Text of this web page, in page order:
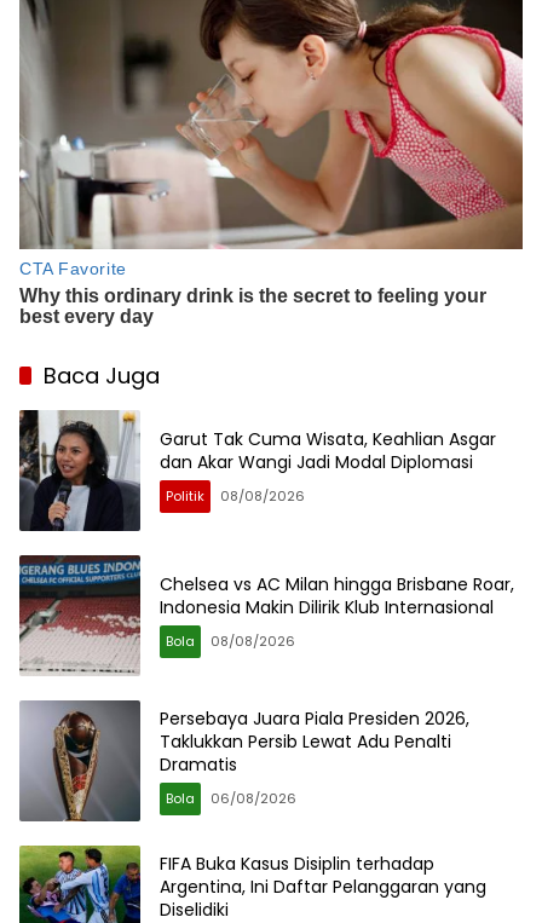
Baca Juga
Garut Tak Cuma Wisata, Keahlian Asgar
dan Akar Wangi Jadi Modal Diplomasi
Politik 08/08/2026
Chelsea vs AC Milan hingga Brisbane Roar,
Indonesia Makin Dilirik Klub Internasional
Bola 08/08/2026
Persebaya Juara Piala Presiden 2026,
Taklukkan Persib Lewat Adu Penalti
Dramatis
Bola 06/08/2026
FIFA Buka Kasus Disiplin terhadap
Argentina, Ini Daftar Pelanggaran yang
Diselidiki